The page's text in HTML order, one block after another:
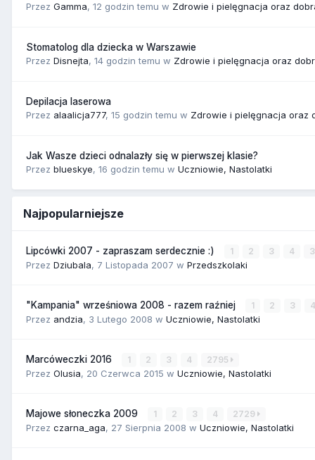
Przez Gamma, 12 godzin temu w Zdrowie i pielęgnacja oraz
Stomatolog dla dziecka w Warszawie
Przez Disnejta, 14 godzin temu w Zdrowie i pielęgnacja oraz
Depilacja laserowa
Przez alaalicja777, 15 godzin temu w Zdrowie i pielęgnacja oraz
Jak Wasze dzieci odnalazły się w pierwszej klasie?
Przez blueskye, 16 godzin temu w Uczniowie, Nastolatki
Najpopularniejsze
Lipcówki 2007 - zapraszam serdecznie :) 1 2 3 4
Przez Dziubala, 7 Listopada 2007 w Przedszkolaki
"Kampania" wrześniowa 2008 - razem raźniej 1 2 3 4
Przez andzia, 3 Lutego 2008 w Uczniowie, Nastolatki
Marcóweczki 2016 1 2 3 4 2795
Przez Olusia, 20 Czerwca 2015 w Uczniowie, Nastolatki
Majowe słoneczka 2009 1 2 3 4 2729
Przez czarna_aga, 27 Sierpnia 2008 w Uczniowie, Nastolatki